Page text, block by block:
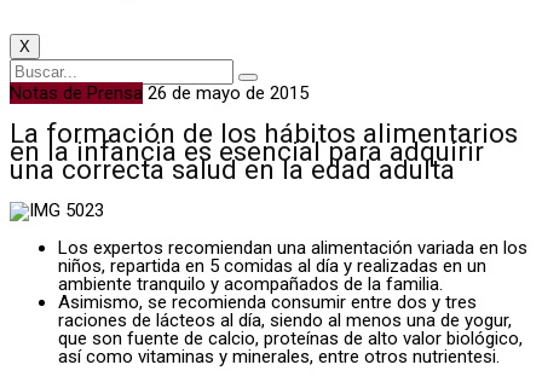
X
Notas de Prensa 26 de mayo de 2015
La formación de los hábitos alimentarios
en la infancia es esencial para adquirir
una correcta salud en la edad adulta
Los expertos recomiendan una alimentación variada en los
niños, repartida en 5 comidas al día y realizadas en un
ambiente tranquilo y acompañados de la familia.
Asimismo, se recomienda consumir entre dos y tres
raciones de lácteos al día, siendo al menos una de yogur,
que son fuente de calcio, proteínas de alto valor biológico,
así como vitaminas y minerales, entre otros nutrientesi.